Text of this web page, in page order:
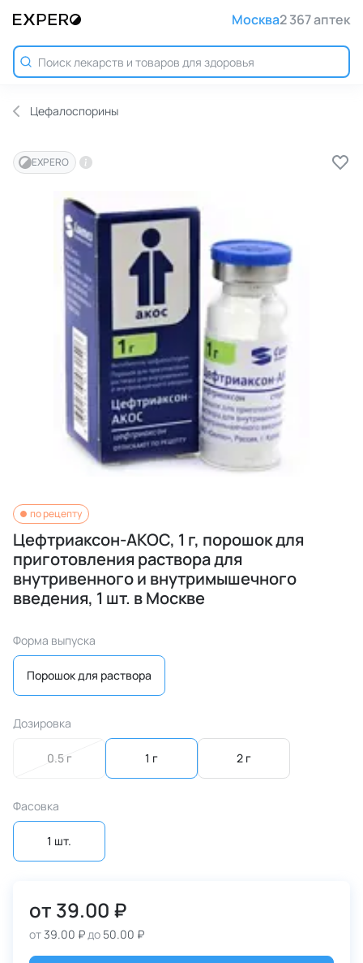
Москва2 367 аптек
Цефалоспорины
EXPERO
по рецепту
Цефтриаксон-АКОС, 1 г, порошок для
приготовления раствора для
внутривенного и внутримышечного
введения, 1 шт. в Москве
Форма выпуска
Порошок для раствора
Дозировка
0.5 г 1 г 2 г
Фасовка
1 шт.
от 39.00 ₽
от39.00 ₽до 50.00 ₽